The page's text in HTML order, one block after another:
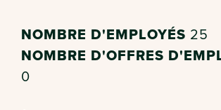
NOMBRE D'EMPLOYÉS 25
NOMBRE D'OFFRES
0